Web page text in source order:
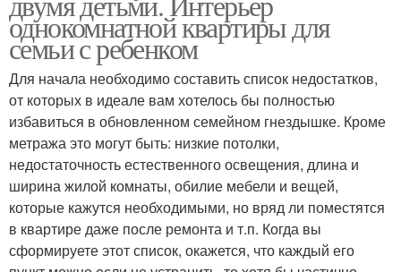
однокомнатной квартиры для
семьи с ребенком
Для начала необходимо составить список недостатков,
от которых в идеале вам хотелось бы полностью
избавиться в обновленном семейном гнездышке. Кроме
метража это могут быть: низкие потолки,
недостаточность естественного освещения, длина и
ширина жилой комнаты, обилие мебели и вещей,
которые кажутся необходимыми, но вряд ли поместятся
в квартире даже после ремонта и т.п. Когда вы
сформируете этот список, окажется, что каждый его